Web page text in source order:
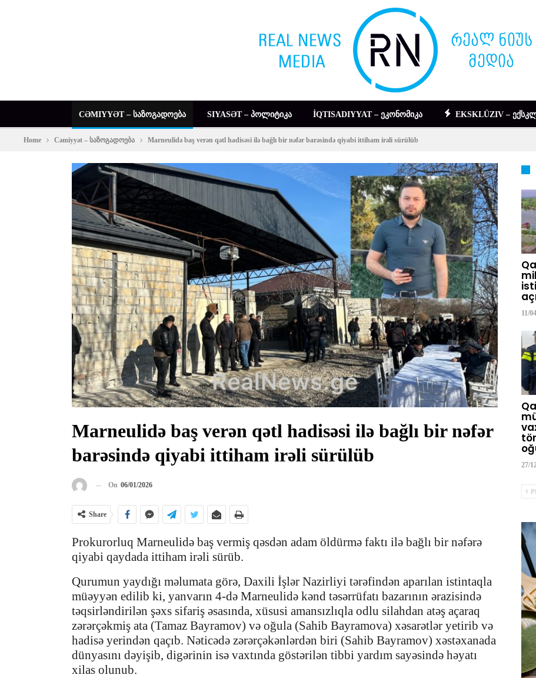
CƏMIYYƏT – ᲡᲐᲖᲝᲒᲐᲓᲝᲔᲑᲐ SIYASƏT – ᲞᲝᲚᲘᲢᲘᲙᲐ İQTISADIYYAT – ᲔᲙᲝᲜᲝᲛᲘᲙᲐ EKSKLÜZIV –
Home Cəmiyyət – საზოგადოება Marneulidə baş verən qətl hadisəsi ilə bağlı bir nəfər barəsində qiyabi ittiham irəli sürülüb
Marneulidə baş verən qətl hadisəsi ilə bağlı bir nəfər
barəsində qiyabi ittiham irəli sürülüb
On 06/01/2026
Share
Prokurorluq Marneulidə baş vermiş qəsdən adam öldürmə faktı ilə bağlı bir nəfərə
qiyabi qaydada ittiham irəli sürüb.
Qurumun yaydığı məlumata görə, Daxili İşlər Nazirliyi tərəfindən aparılan istintaqla
müəyyən edilib ki, yanvarın 4-də Marneulidə kənd təsərrüfatı bazarının ərazisində
təqsirləndirilən şəxs sifariş əsasında, xüsusi amansızlıqla odlu silahdan atəş açaraq
zərərçəkmiş ata (Tamaz Bayramov) və oğula (Sahib Bayramova) xəsarətlər yetirib və
hadisə yerindən qaçıb. Nəticədə zərərçəkənlərdən biri (Sahib Bayramov) xəstəxanada
dünyasını dəyişib, digərinin isə vaxtında göstərilən tibbi yardım sayəsində həyatı
xilas olunub.
11/
27/